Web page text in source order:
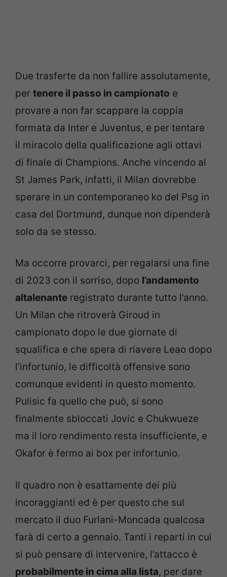
Due trasferte da non fallire assolutamente,
per tenere il passo in campionato e
provare a non far scappare la coppia
formata da Inter e Juventus, e per tentare
il miracolo della qualificazione agli ottavi
di finale di Champions. Anche vincendo al
St James Park, infatti, il Milan dovrebbe
sperare in un contemporaneo ko del Psg in
casa del Dortmund, dunque non dipenderà
solo da se stesso.
Ma occorre provarci, per regalarsi una fine
di 2023 con il sorriso, dopo l’andamento
altalenante registrato durante tutto l’anno.
Un Milan che ritroverà Giroud in
campionato dopo le due giornate di
squalifica e che spera di riavere Leao dopo
l’infortunio, le difficoltà offensive sono
comunque evidenti in questo momento.
Pulisic fa quello che può, si sono
finalmente sbloccati Jovic e Chukwueze
ma il loro rendimento resta insufficiente, e
Okafor è fermo ai box per infortunio.
Il quadro non è esattamente dei più
incoraggianti ed è per questo che sul
mercato il duo Furlani-Moncada qualcosa
farà di certo a gennaio. Tanti i reparti in cui
si può pensare di intervenire, l’attacco è
probabilmente in cima alla lista, per dare